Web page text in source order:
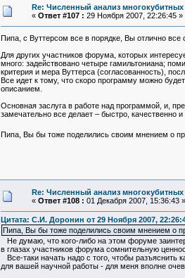
Re: Численный анализ многокубитных
« Ответ #107 : 29 Ноября 2007, 22:26:45 »
Пипа, с Вуттерсом все в порядке, Вы отлично все
Для других участников форума, которых
много: задействовано четыре гамильтониана;
критерия и мера Вуттерса (согласованность),
Все идет к тому, что скоро программу можно
описанием.
Основная заслуга в работе над программой, и,
замечательно все делает – быстро, качественно
Пипа, Вы бы тоже поделились своим мнением о
Re: Численный анализ многокубитных
« Ответ #108 : 01 Декабря 2007, 15:36:43 »
Цитата: С.И. Доронин от 29 Ноября 2007,
Пипа, Вы бы тоже поделились своим мнением о
Не думаю, что кого-либо на этом форуме
в глазах участников форума сомнительную
Все-таки начать надо с того, чтобы разъяснить
для вашей научной работы - для меня вполне